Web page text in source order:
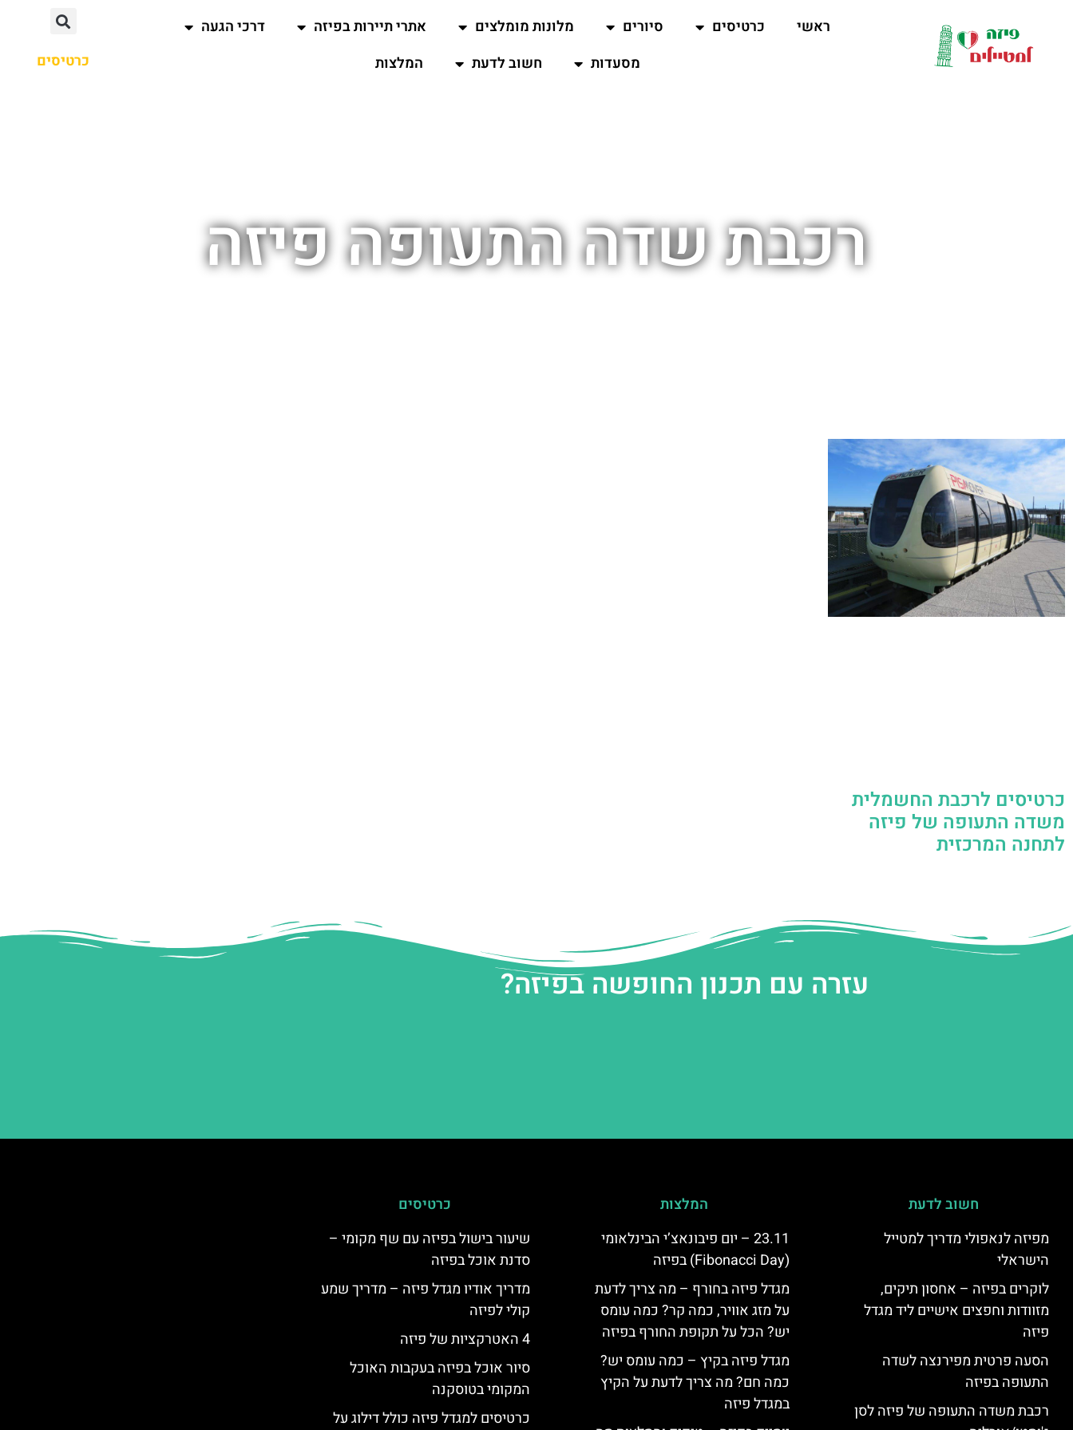
ראשי כרטיסים סיורים מלונות מומלצים אתרי תיירות בפיזה
דרכי הגעה
מסעדות
חשוב לדעת המלצות כרטיסים
רכבת שדה התעופה פיזה
כרטיסים לרכבת החשמלית
משדה התעופה של פיזה
לתחנה המרכזית
עזרה עם תכנון החופשה בפיזה?
חשוב לדעת
מפיזה לנאפולי מדריך למטייל
הישראלי
לוקרים בפיזה – אחסון תיקים,
מזוודות וחפצים אישיים ליד מגדל
פיזה
הסעה פרטית מפירנצה לשדה
התעופה בפיזה
רכבת משדה התעופה של פיזה לסן
המלצות
23.11 – יום פיבונאצ’י הבינלאומי
(Fibonacci Day) בפיזה
מגדל פיזה בחורף – מה צריך לדעת
על מזג אוויר, כמה קר? כמה עומס
יש? הכל על תקופת החורף בפיזה
מגדל פיזה בקיץ – כמה עומס יש?
כמה חם? מה צריך לדעת על הקיץ
במגדל פיזה
כרטיסים
שיעור בישול בפיזה עם שף מקומי –
סדנת אוכל בפיזה
מדריך אודיו מגדל פיזה – מדריך שמע
קולי לפיזה
4 האטרקציות של פיזה
סיור אוכל בפיזה בעקבות האוכל
המקומי בטוסקנה
כרטיסים למגדל פיזה כולל דילוג על